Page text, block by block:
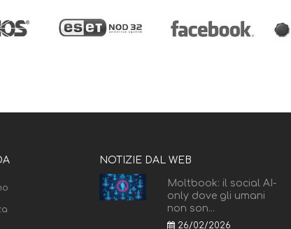
NOTIZIE DAL WEB
Moltbook: il social AI-
only dove gli umani
non son...
26/02/2026